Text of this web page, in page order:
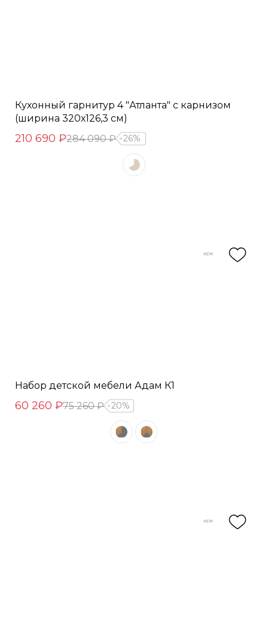
Кухонный гарнитур 4 "Атланта" с карнизом
(ширина 320х126,3 см)
210 690 ₽284 090 ₽ 26%
Набор детской мебели Адам К1
60 260 ₽75 260 ₽ 20%